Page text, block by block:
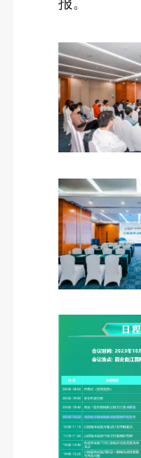
报。